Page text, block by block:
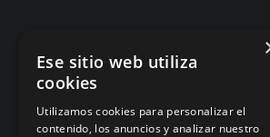
Ese sitio web utiliza
cookies
Utilizamos cookies para personalizar el
contenido, los anuncios y analizar nuestro